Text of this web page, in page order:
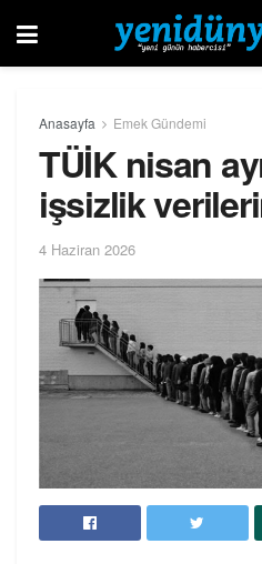
Anasayfa Emek Gündemi
TÜİK nisan
işsizlik
4 Haziran 2026